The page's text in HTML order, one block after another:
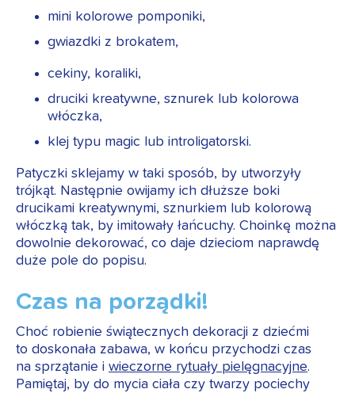
mini kolorowe pomponiki,
gwiazdki z brokatem,
cekiny, koraliki,
druciki kreatywne, sznurek lub kolorowa
włóczka,
klej typu magic lub introligatorski.
Patyczki sklejamy w taki sposób, by utworzyły
trójkąt. Następnie owijamy ich dłuższe boki
drucikami kreatywnymi, sznurkiem lub kolorową
włóczką tak, by imitowały łańcuchy. Choinkę można
dowolnie dekorować, co daje dzieciom naprawdę
duże pole do popisu.
Czas na porządki!
Choć robienie świątecznych dekoracji z dziećmi
to doskonała zabawa, w końcu przychodzi czas
na sprzątanie i wieczorne rytuały pielęgnacyjne.
Pamiętaj, by do mycia ciała czy twarzy pociechy